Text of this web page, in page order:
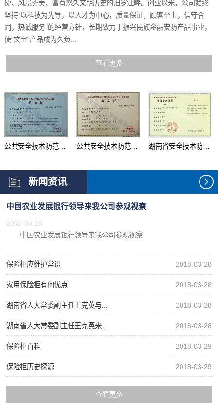
捷、风景秀美、富有悠久文明历史的汨罗江畔。创业以来，公司始终
坚持“以科技为先导，以人才为中心，质量保证，顾客至上，信守合
同，热诚服务”的经营方针，长期致力于振兴民族金融安防产品事业，
使“文宝”产品成为久负...
查看更多
公共安全技术防范产品... 公共安全技术防范系统... 湖南省安全技术防范行...
新闻资讯
中国农业发展银行领导来我公司参观视察
2018-03-28
中国农业发展银行领导来我公司参观视察
保险柜应维护常识 2018-03-28
家用保险柜有何优点 2018-03-28
湖南省人大常委副主任王克英与... 2018-03-28
湖南省人大常委副主任王克英来... 2018-03-28
保险柜百科 2018-03-29
保险柜历史探源 2018-03-29
查看更多